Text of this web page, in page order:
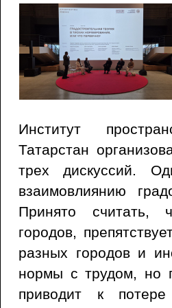
Институт
Татарстан
трех дискуссий.
взаимовлиянию
Принято считать,
городов,
разных городов и
нормы с трудом, но
приводит к